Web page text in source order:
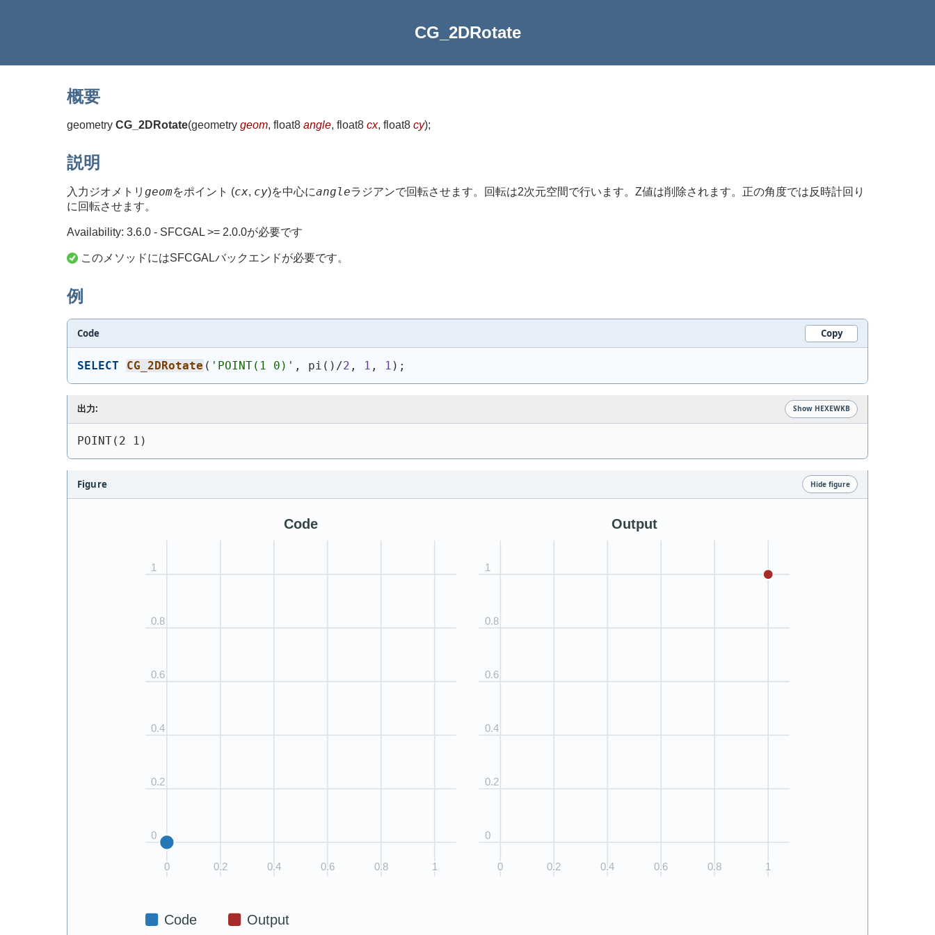
CG_2DRotate
概要
geometry CG_2DRotate(geometry geom, float8 angle, float8 cx, float8 cy);
説明
入力ジオメトリ geomをポイント (cx, cy)を中心にangleラジアンで回転させます。回転は2次元空間で行います。Z値は削除されます。正の角度では反時計回り
に回転させます。
Availability: 3.6.0 - SFCGAL >= 2.0.0が必要です
このメソッドにはSFCGALバックエンドが必要です。
例
Code Copy
SELECT CG_2DRotate ( ' POINT(1 0) ' , pi ( ) /2 , 1 , 1 ) ;
出力: Show HEXEWKB
POINT(2 1)
Figure Hide figure